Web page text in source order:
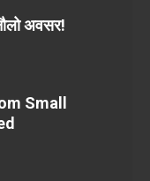
अवसर!
Small